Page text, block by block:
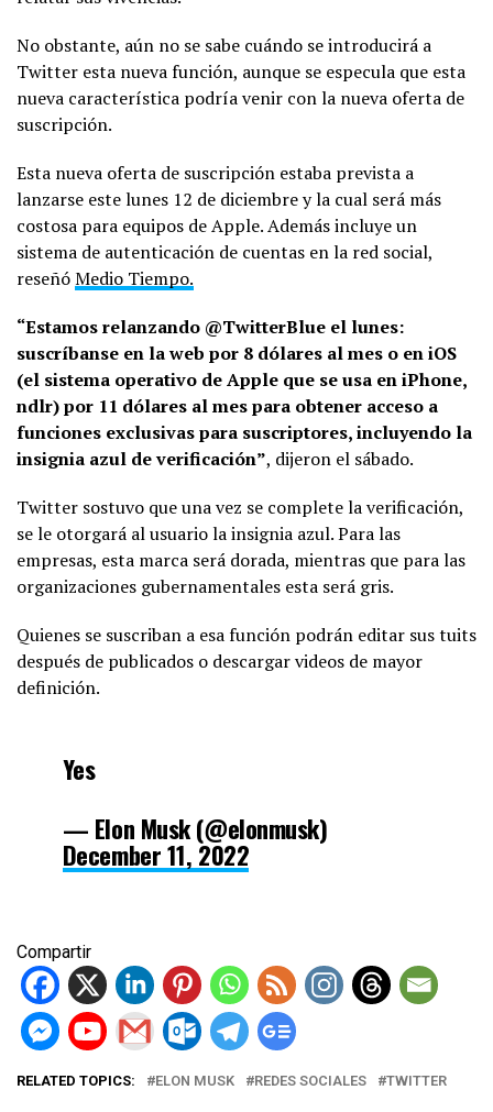
No obstante, aún no se sabe cuándo se introducirá a
Twitter esta nueva función, aunque se especula que esta
nueva característica podría venir con la nueva oferta de
suscripción.
Esta nueva oferta de suscripción estaba prevista a
lanzarse este lunes 12 de diciembre y la cual será más
costosa para equipos de Apple. Además incluye un
sistema de autenticación de cuentas en la red social,
reseñóMedio Tiempo.
“Estamos relanzando @TwitterBlue el lunes:
suscríbanse en la web por 8 dólares al mes o en iOS
(el sistema operativo de Apple que se usa en iPhone,
ndlr) por 11 dólares al mes para obtener acceso a
funciones exclusivas para suscriptores, incluyendo la
insignia azul de verificación”, dijeron el sábado.
Twitter sostuvo que una vez se complete la verificación,
se le otorgará al usuario la insignia azul. Para las
empresas, esta marca será dorada, mientras que para las
organizaciones gubernamentales esta será gris.
Quienes se suscriban a esa función podrán editar sus tuits
después de publicados o descargar videos de mayor
definición.
Yes
— Elon Musk (@elonmusk)
December 11, 2022
Compartir
RELATED TOPICS: ELON MUSK REDES SOCIALES TWITTER